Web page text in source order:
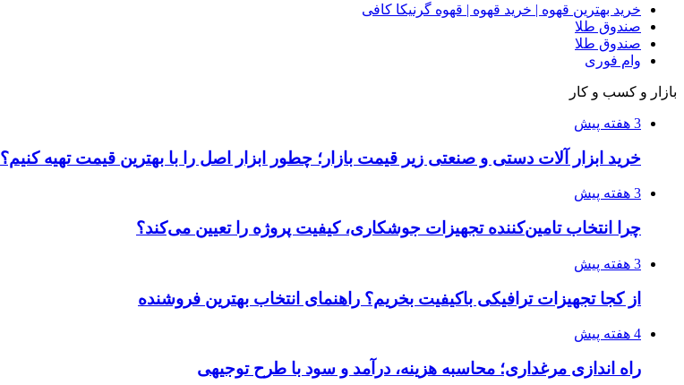
خرید بهترین قهوه | خرید قهوه | قهوه گرنیکا کافی
صندوق طلا
صندوق طلا
وام فوری
بازار و کسب و کار
3 هفته پیش
خرید ابزار آلات دستی و صنعتی زیر قیمت بازار؛ چطور ابزار اصل را با بهترین قیمت تهیه کنیم؟
3 هفته پیش
چرا انتخاب تامین‌کننده تجهیزات جوشکاری، کیفیت پروژه را تعیین می‌کند؟
3 هفته پیش
از کجا تجهیزات ترافیکی باکیفیت بخریم؟ راهنمای انتخاب بهترین فروشنده
4 هفته پیش
راه اندازی مرغداری؛ محاسبه هزینه، درآمد و سود با طرح توجیهی